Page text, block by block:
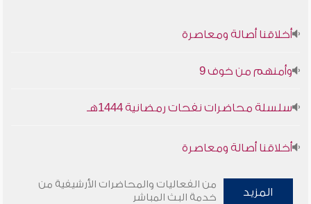
أخلاقنا أصالة ومعاصرة
وأمنهم من خوف 9
أخلاقنا أصالة ومعاصرة
وأمنهم من خوف 9
المزيد
من الفعاليات والمحاضرات الأرشيفية من
خدمة البث المباشر